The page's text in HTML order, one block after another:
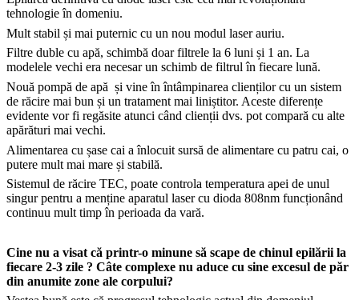
tehnologie în domeniu.
Mult stabil și mai puternic cu un nou modul laser auriu.
Filtre duble cu apă, schimbă doar filtrele la 6 luni și 1 an. La
modelele vechi era necesar un schimb de filtrul în fiecare lună.
Nouă pompă de apă și vine în întâmpinarea clienților cu un sistem
de răcire mai bun și un tratament mai liniștitor. Aceste diferențe
evidente vor fi regăsite atunci când clienții dvs. pot compară cu alte
apărături mai vechi.
Alimentarea cu șase cai a înlocuit sursă de alimentare cu patru cai, o
putere mult mai mare și stabilă.
Sistemul de răcire TEC, poate controla temperatura apei de unul
singur pentru a menține aparatul laser cu dioda 808nm funcționând
continuu mult timp în perioada da vară.
Cine nu a visat că printr-o minune să scape de chinul epilării la
fiecare 2-3 zile ? Câte complexe nu aduce cu sine excesul de păr
din anumite zone ale corpului?